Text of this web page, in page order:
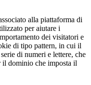
alla piattaforma di
per aiutare i
dei visitatori e
di tipo pattern, in cui il
di numeri e lettere, che
il dominio che imposta il